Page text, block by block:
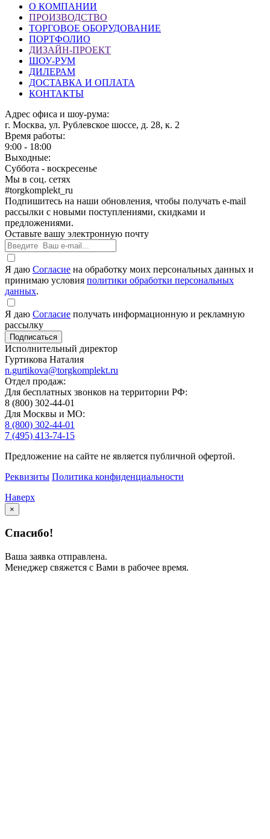
О КОМПАНИИ
ПРОИЗВОДСТВО
ТОРГОВОЕ ОБОРУДОВАНИЕ
ПОРТФОЛИО
ДИЗАЙН-ПРОЕКТ
ШОУ-РУМ
ДИЛЕРАМ
ДОСТАВКА И ОПЛАТА
КОНТАКТЫ
Адрес офиса и шоу-рума:
г. Москва, ул. Рублевское шоссе, д. 28, к. 2
Время работы:
9:00 - 18:00
Выходные:
Суббота - воскресенье
Мы в соц. сетях
#torgkomplekt_ru
Подпишитесь на наши обновления, чтобы получать e-mail
рассылки с новыми поступлениями, скидками и
предложениями.
Оставьте вашу электронную почту
Я даю Согласие на обработку моих персональных данных и
принимаю условия политики обработки персональных
данных.
Я даю Согласие получать информационную и рекламную
рассылку
Исполнительный директор
Гуртикова Наталия
n.gurtikova@torgkomplekt.ru
Отдел продаж:
Для бесплатных звонков на территории РФ:
8 (800) 302-44-01
Для Москвы и МО:
8 (800) 302-44-01
7 (495) 413-74-15
Предложение на сайте не является публичной офертой.
Реквизиты Политика конфиденциальности
Наверх
×
Спасибо!
Ваша заявка отправлена.
Менеджер свяжется с Вами в рабочее время.